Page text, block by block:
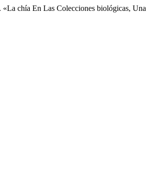
chía En Las Colecciones biológicas,